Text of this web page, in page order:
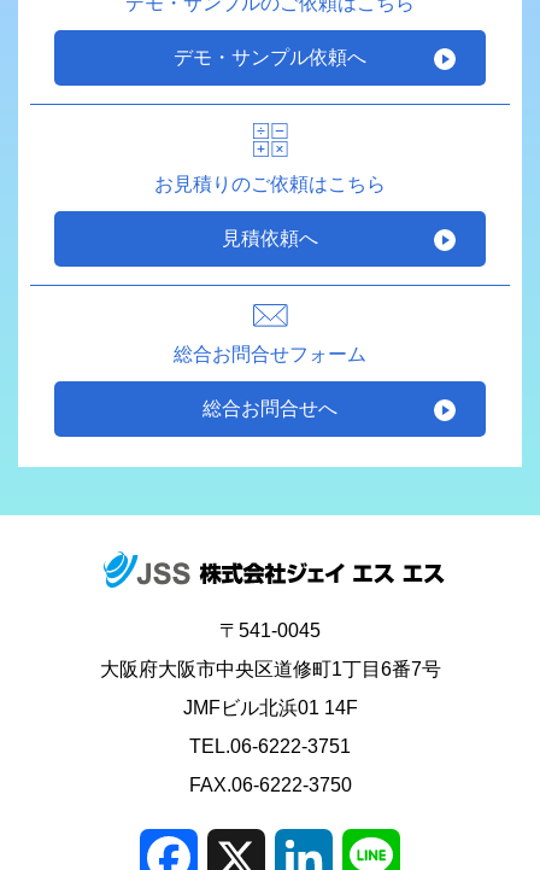
デモ・サンプル依頼へ
お見積りのご依頼はこちら
見積依頼へ
総合お問合せフォーム
総合お問合せへ
〒541-0045
大阪府大阪市中央区道修町1丁目6番7号
JMFビル北浜01 14F
TEL.06-6222-3751
FAX.06-6222-3750
Facebook LinkedIn